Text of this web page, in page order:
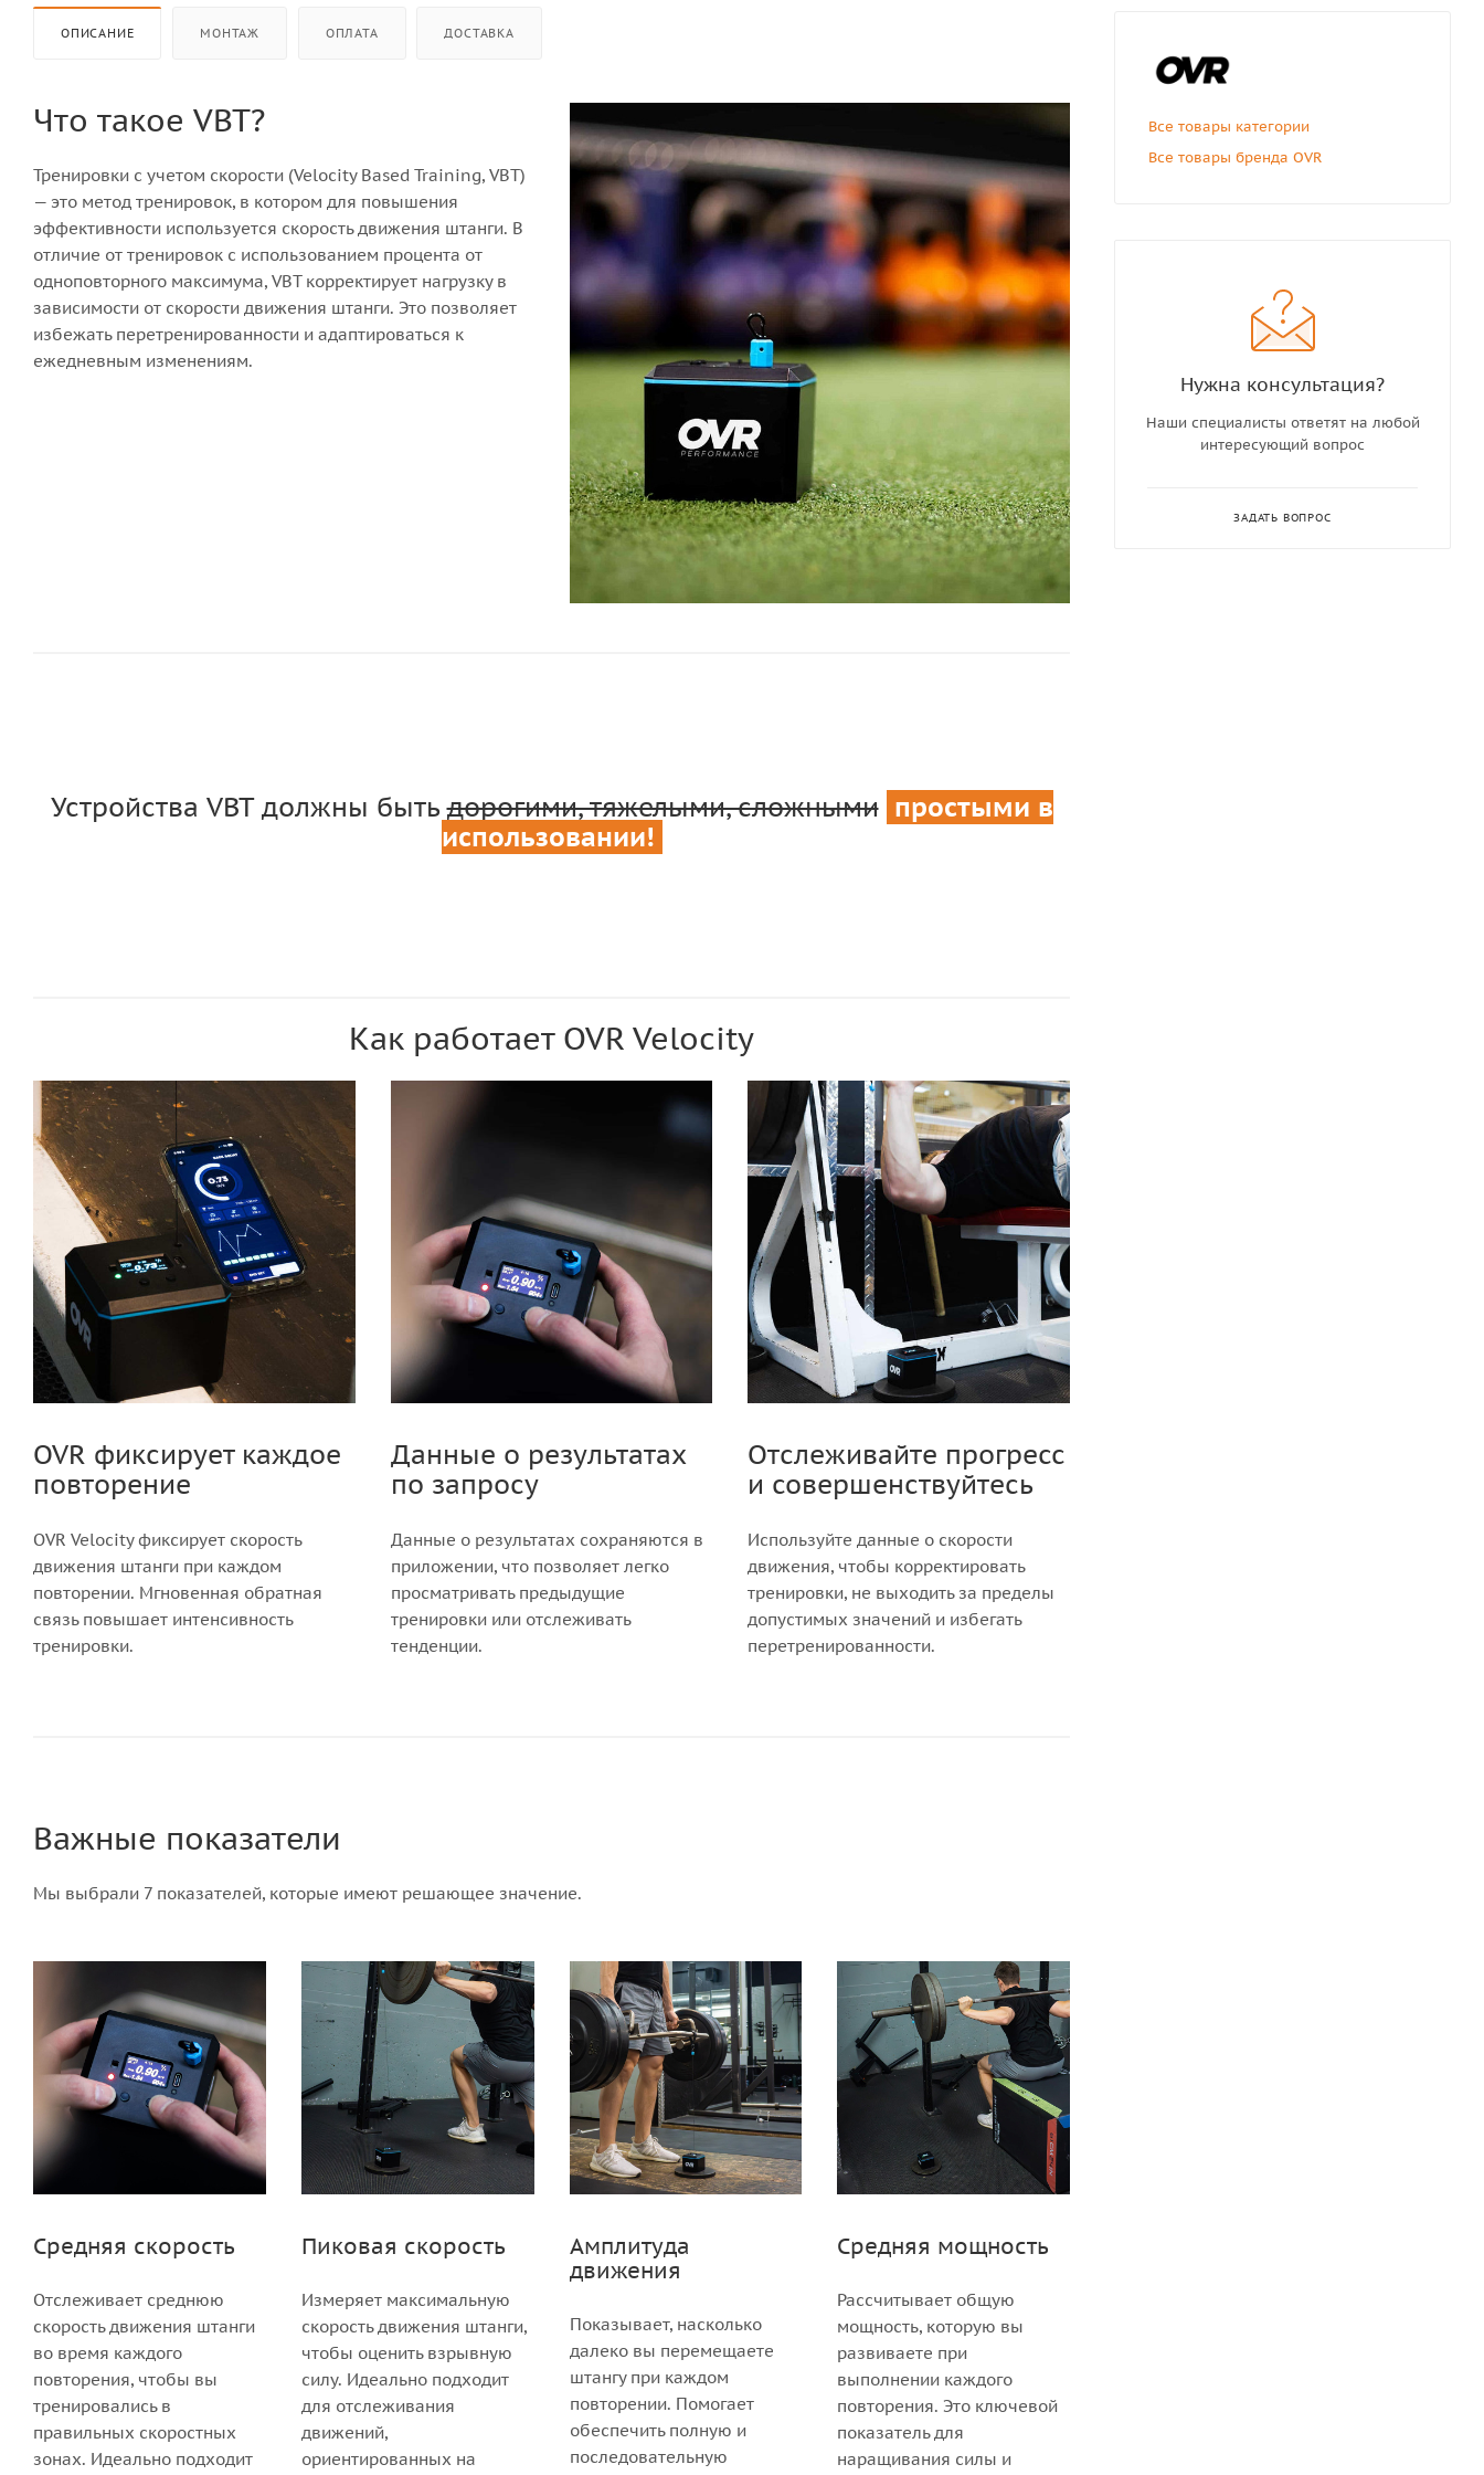
ОПИСАНИЕ МОНТАЖ ОПЛАТА ДОСТАВКА
Что такое VBT?
Тренировки с учетом скорости (Velocity Based Training, VBT)
— это метод тренировок, в котором для повышения
эффективности используется скорость движения штанги. В
отличие от тренировок с использованием процента от
одноповторного максимума, VBT корректирует нагрузку в
зависимости от скорости движения штанги. Это позволяет
избежать перетренированности и адаптироваться к
ежедневным изменениям.
Устройства VBT должны бытьдорогими, тяжелыми, сложными простыми в
использовании!
Как работает OVR Velocity
OVR фиксирует каждое
повторение
OVR Velocity фиксирует скорость
движения штанги при каждом
повторении. Мгновенная обратная
связь повышает интенсивность
тренировки.
Данные о результатах
по запросу
Данные о результатах сохраняются в
приложении, что позволяет легко
просматривать предыдущие
тренировки или отслеживать
тенденции.
Отслеживайте прогресс
и совершенствуйтесь
Используйте данные о скорости
движения, чтобы корректировать
тренировки, не выходить за пределы
допустимых значений и избегать
перетренированности.
Важные показатели
Мы выбрали 7 показателей, которые имеют решающее значение.
Средняя скорость
Отслеживает среднюю
скорость движения штанги
во время каждого
повторения, чтобы вы
тренировались в
правильных скоростных
зонах. Идеально подходит
Пиковая скорость
Измеряет максимальную
скорость движения штанги,
чтобы оценить взрывную
силу. Идеально подходит
для отслеживания
движений,
ориентированных на
Амплитуда
движения
Показывает, насколько
далеко вы перемещаете
штангу при каждом
повторении. Помогает
обеспечить полную и
последовательную
Средняя мощность
Рассчитывает общую
мощность, которую вы
развиваете при
выполнении каждого
повторения. Это ключевой
показатель для
наращивания силы и
Все товары категории
Все товары бренда OVR
Нужна консультация?
Наши специалисты ответят на любой
интересующий вопрос
ЗАДАТЬ ВОПРОС